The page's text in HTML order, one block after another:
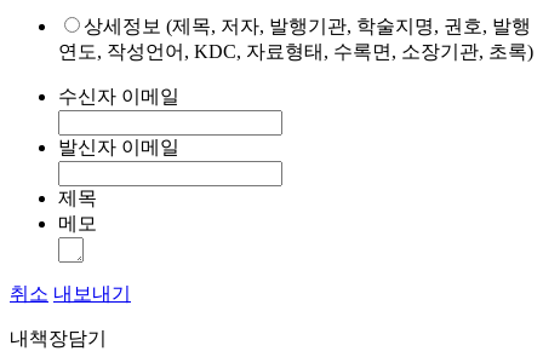
상세정보 (제목, 저자, 발행기관, 학술지명, 권호, 발행
연도, 작성언어, KDC, 자료형태, 수록면, 소장기관, 초록)
수신자 이메일
발신자 이메일
제목
메모
취소 내보내기
내책장담기